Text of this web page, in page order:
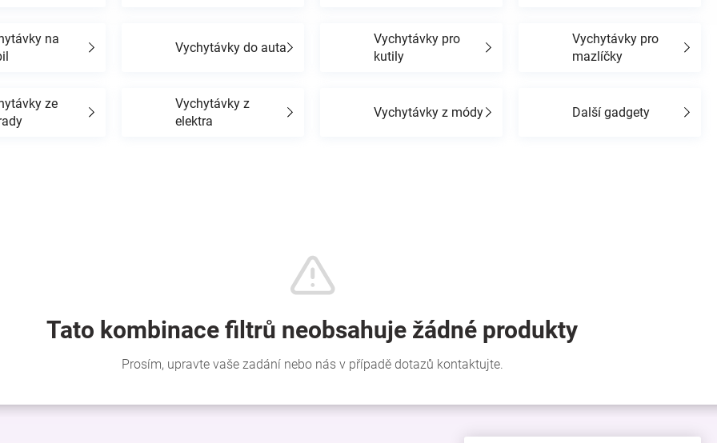
na
Vychytávky do auta
Vychytávky pro
kutily
Vychytávky pro
mazlíčky
ze
Vychytávky z
elektra
Vychytávky z módy Další gadgety